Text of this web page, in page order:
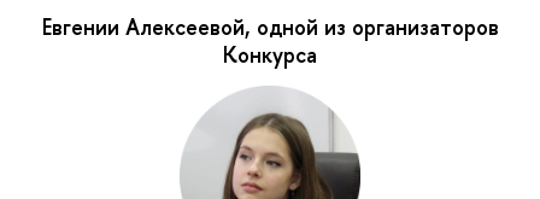
Евгении Алексеевой, одной из организаторов
Конкурса